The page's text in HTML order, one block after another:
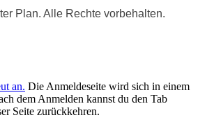
Plan. Alle Rechte vorbehalten.
an. Die Anmeldeseite wird sich in einem
dem Anmelden kannst du den Tab
Seite zurückkehren.